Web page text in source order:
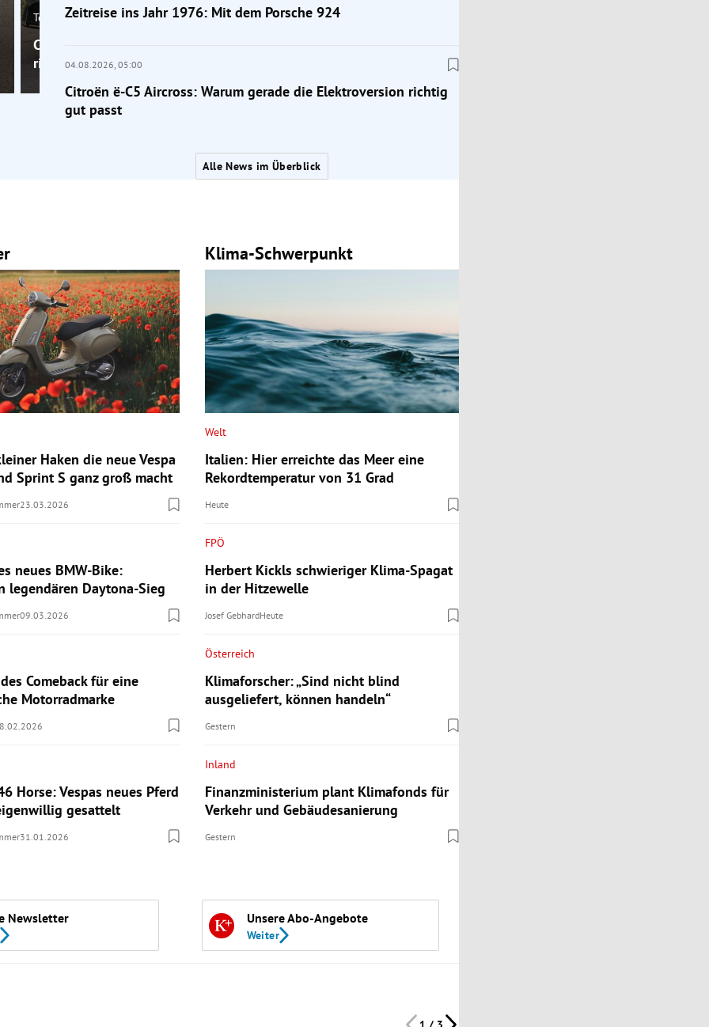
Tests
Citroën ë-C5 Aircross: Warum gerade die Elektroversion
richtig gut passt
Wahr oder falsch: Macht die Klimaanlage krank?
Zeitreise ins Jahr 1976: Mit dem Porsche 924
04.08.2026, 05:00
Citroën ë-C5 Aircross: Warum gerade die Elektroversion richtig
gut passt
Alle News im Überblick
Haken die neue Vespa
Sprint S ganz groß macht
23.03.2026
neues BMW-Bike:
legendären Daytona-Sieg
09.03.2026
Comeback für eine
Motorradmarke
Horse: Vespas neues Pferd
gesattelt
31.01.2026
Klima-Schwerpunkt
Welt
Italien: Hier erreichte das Meer eine
Rekordtemperatur von 31 Grad
Heute
FPÖ
Herbert Kickls schwieriger Klima-Spagat
in der Hitzewelle
Josef GebhardHeute
Österreich
Klimaforscher: „Sind nicht blind
ausgeliefert, können handeln“
Gestern
Inland
Finanzministerium plant Klimafonds für
Verkehr und Gebäudesanierung
Gestern
Newsletter Unsere Abo-Angebote
Weiter